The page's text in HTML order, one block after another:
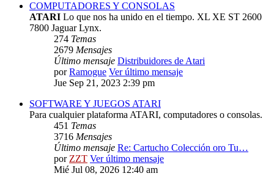
COMPUTADORES Y CONSOLAS
ATARI Lo que nos ha unido en el tiempo. XL XE ST 2600
7800 Jaguar Lynx.
274 Temas
2679 Mensajes
Último mensaje Distribuidores de Atari
porRamogue Ver último mensaje
Jue Sep 21, 2023 2:39 pm
SOFTWARE Y JUEGOS ATARI
Para cualquier plataforma ATARI, computadores o consolas.
451 Temas
3716 Mensajes
Último mensaje Re: Cartucho Colección oro Tu…
porZZT Ver último mensaje
Mié Jul 08, 2026 12:40 am